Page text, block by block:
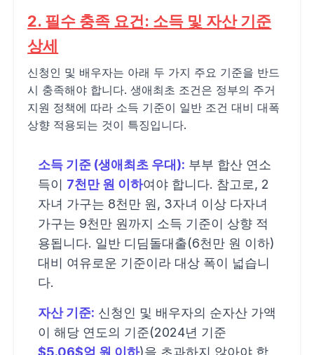
2. 필수 충족 요건: 소득 및 자산 기준
상세
신청인 및 배우자는 아래 두 가지 주요 기준을 반드
시 충족해야 합니다. 생애최초 조건은 정부의 주거
지원 정책에 따라 소득 기준이 일반 조건 대비 대폭
상향 적용되는 것이 특징입니다.
소득 기준 (생애최초 우대): 부부 합산 연소
득이 7천만 원 이하여야 합니다. 참고로, 2
자녀 가구는 8천만 원, 3자녀 이상 다자녀
가구는 9천만 원까지 소득 기준이 상향 적
용됩니다. 일반 디딤돌대출(6천만 원 이하)
대비 여유로운 기준이라 대상 폭이 넓습니
다.
자산 기준: 신청인 및 배우자의 순자산 가액
이 해당 연도의 기준(2024년 기준
$5.06$억 원 이하)을 초과하지 않아야 합